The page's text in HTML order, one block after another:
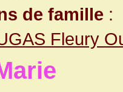
de famille :
Fleury